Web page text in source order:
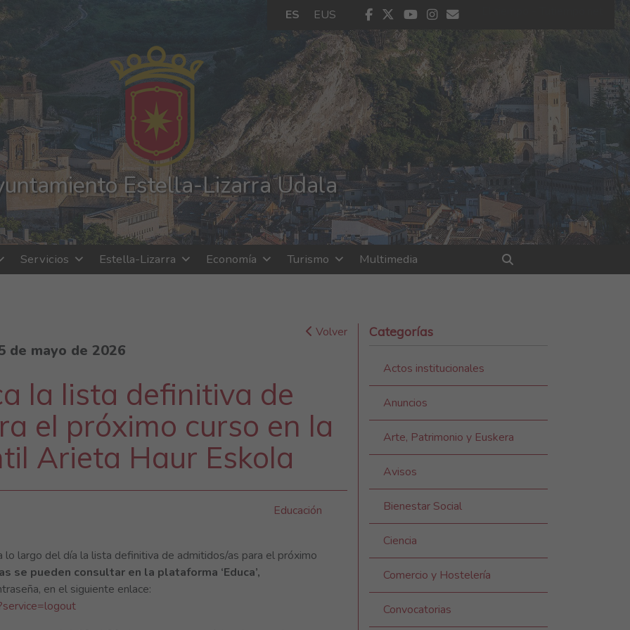
ES EUS facebook
twitter
youtube
instagram
contacto
Estella-Lizarra Udala
Servicios Estella-Lizarra Economía Turismo Multimedia
Buscar
Volver
de mayo de 2026
la lista definitiva de
el próximo curso en la
Arieta Haur Eskola
Educación
lo largo del día la lista definitiva de admitidos/as para el próximo
se pueden consultar en la plataforma ‘Educa’,
en el siguiente enlace:
Categorías
Actos institucionales
Anuncios
Arte, Patrimonio y Euskera
Avisos
Bienestar Social
Ciencia
Comercio y Hostelería
Convocatorias